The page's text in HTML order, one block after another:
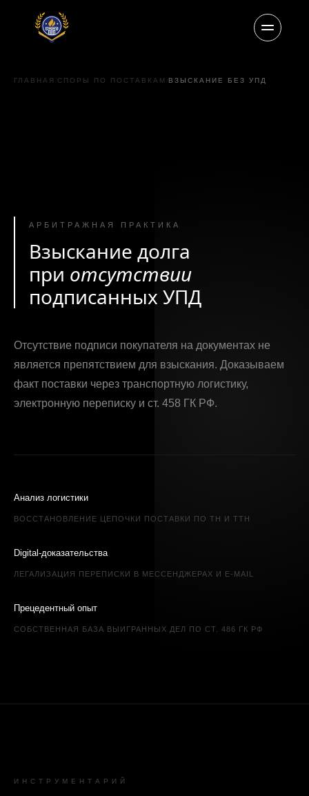
ГЛАВНАЯ СПОРЫ ПО ПОСТАВКАМ ВЗЫСКАНИЕ БЕЗ УПД
АРБИТРАЖНАЯ ПРАКТИКА
Взыскание долга
при отсутствии
подписанных УПД
Отсутствие подписи покупателя на документах не
является препятствием для взыскания. Доказываем
факт поставки через транспортную логистику,
электронную переписку и ст. 458 ГК РФ.
Анализ логистики
ВОССТАНОВЛЕНИЕ ЦЕПОЧКИ ПОСТАВКИ ПО ТН И ТТН
Digital-доказательства
ЛЕГАЛИЗАЦИЯ ПЕРЕПИСКИ В МЕССЕНДЖЕРАХ И E-MAIL
Прецедентный опыт
СОБСТВЕННАЯ БАЗА ВЫИГРАННЫХ ДЕЛ ПО СТ. 486 ГК РФ
ИНСТРУМЕНТАРИЙ